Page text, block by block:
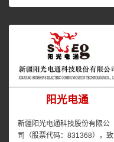
阳光电通
新疆阳光电通科技股份有限公
司（股票代码：831368），致